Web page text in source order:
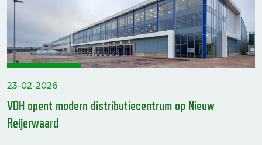
23-02-2026
VDH opent modern distributiecentrum op Nieuw
Reijerwaard